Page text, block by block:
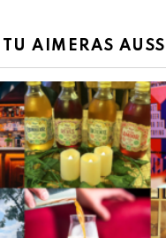
TU AIMERAS AUSSI